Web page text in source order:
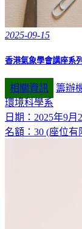
2025-09-15
香港氣象學會講座系
相關資訊
籌辦
環境科學系
日期：2025年9月
名額：30 (座位有